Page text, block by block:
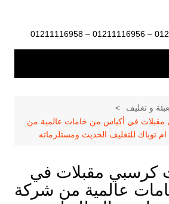
و تغليف
مقبلات في أكياس من خامات عالمية من
للتغليف الحديث ومستلزماته
كرسبي مقبلات في
عالمية من شركة